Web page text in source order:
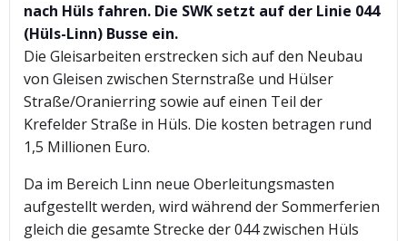
nach Hüls fahren. Die SWK setzt auf der Linie 044
(Hüls-Linn) Busse ein.
Die Gleisarbeiten erstrecken sich auf den Neubau
von Gleisen zwischen Sternstraße und Hülser
Straße/Oranierring sowie auf einen Teil der
Krefelder Straße in Hüls. Die kosten betragen rund
1,5 Millionen Euro.
Da im Bereich Linn neue Oberleitungsmasten
aufgestellt werden, wird während der Sommerferien
gleich die gesamte Strecke der 044 zwischen Hüls